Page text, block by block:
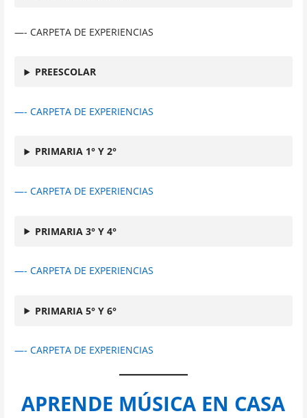
—- CARPETA DE EXPERIENCIAS
PREESCOLAR
—- CARPETA DE EXPERIENCIAS
PRIMARIA 1° Y 2°
—- CARPETA DE EXPERIENCIAS
PRIMARIA 3° Y 4°
—- CARPETA DE EXPERIENCIAS
PRIMARIA 5° Y 6°
—- CARPETA DE EXPERIENCIAS
APRENDE MÚSICA EN CASA